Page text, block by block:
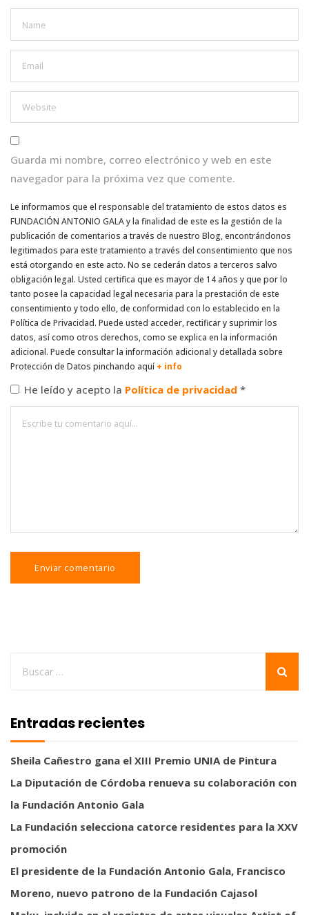
Guarda mi nombre, correo electrónico y web en este
navegador para la próxima vez que comente.
Le informamos que el responsable del tratamiento de estos datos es
FUNDACIÓN ANTONIO GALA y la finalidad de este es la gestión de la
publicación de comentarios a través de nuestro Blog, encontrándonos
legitimados para este tratamiento a través del consentimiento que nos
está otorgando en este acto. No se cederán datos a terceros salvo
obligación legal. Usted certifica que es mayor de 14 años y que por lo
tanto posee la capacidad legal necesaria para la prestación de este
consentimiento y todo ello, de conformidad con lo establecido en la
Política de Privacidad. Puede usted acceder, rectificar y suprimir los
datos, así como otros derechos, como se explica en la información
adicional. Puede consultar la información adicional y detallada sobre
Protección de Datos pinchando aquí + info
He leído y acepto la Política de privacidad *
Entradas recientes
Sheila Cañestro gana el XIII Premio UNIA de Pintura
La Diputación de Córdoba renueva su colaboración con
la Fundación Antonio Gala
La Fundación selecciona catorce residentes para la XXV
promoción
El presidente de la Fundación Antonio Gala, Francisco
Moreno, nuevo patrono de la Fundación Cajasol